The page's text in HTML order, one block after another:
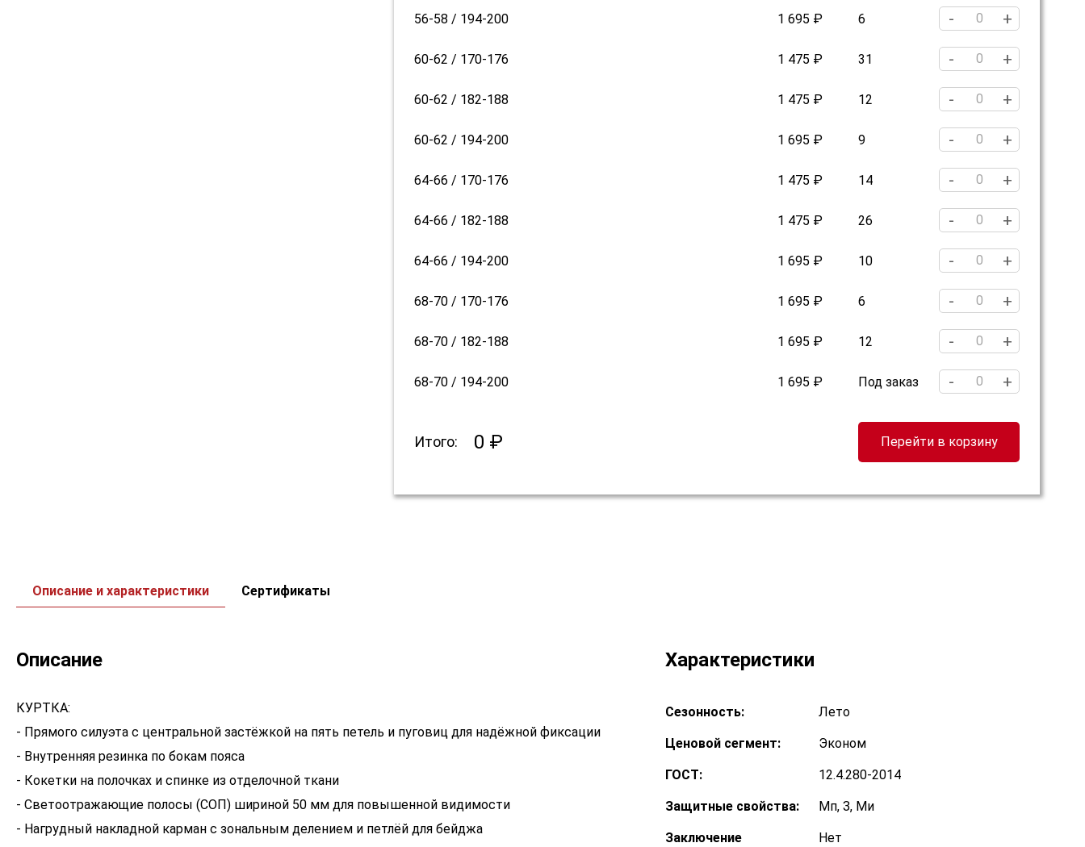
56-58 / 194-200 1 695 ₽ 6 - +
60-62 / 170-176 1 475 ₽ 31 - +
60-62 / 182-188 1 475 ₽ 12 - +
60-62 / 194-200 1 695 ₽ 9 - +
64-66 / 170-176 1 475 ₽ 14 - +
64-66 / 182-188 1 475 ₽ 26 - +
64-66 / 194-200 1 695 ₽ 10 - +
68-70 / 170-176 1 695 ₽ 6 - +
68-70 / 182-188 1 695 ₽ 12 - +
68-70 / 194-200 1 695 ₽ Под заказ - +
Итого: 0 ₽ Перейти в корзину
Описание и характеристики Сертификаты
Описание
КУРТКА:
- Прямого силуэта с центральной застёжкой на пять петель и пуговиц для надёжной фиксации
- Внутренняя резинка по бокам пояса
- Кокетки на полочках и спинке из отделочной ткани
- Светоотражающие полосы (СОП) шириной 50 мм для повышенной видимости
- Нагрудный накладной карман с зональным делением и петлёй для бейджа
Характеристики
Сезонность: Лето
Ценовой сегмент: Эконом
ГОСТ: 12.4.280-2014
Защитные свойства: Мп, З, Ми
Заключение
Нет